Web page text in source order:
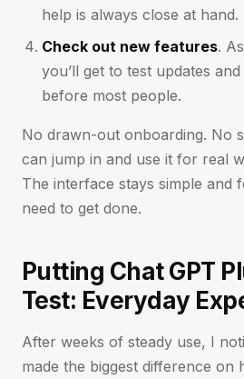
help is always close at hand.
Check out new features.
you’ll get to test updates
before most people.
No drawn-out onboarding. No
can jump in and use it for real
The interface stays simple and
need to get done.
Putting Chat GPT
Test: Everyday
After weeks of steady use, I
made the biggest difference on